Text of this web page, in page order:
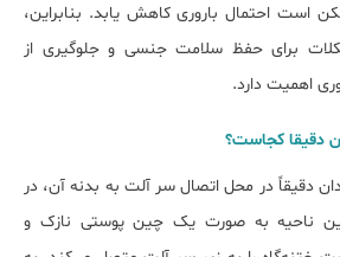
است احتمال باروری کاهش یابد. بنابراین،
برای حفظ سلامت جنسی و جلوگیری از
اهمیت دارد.
دقیقاً در محل اتصال سر آلت به بدنه آن، در
ناحیه به صورت یک چین پوستی نازک و